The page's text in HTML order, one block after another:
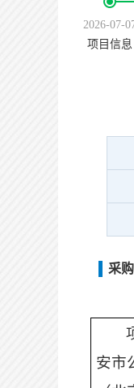
2026-07-
项目信息
采
安市